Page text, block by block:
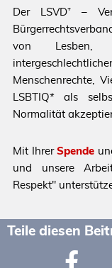
Der LSVD⁺ –
von Lesben,
Menschenrechte,
LSBTIQ* als
Normalität
Mit IhrerSpende
und unsere
Respekt"
Teile diesen